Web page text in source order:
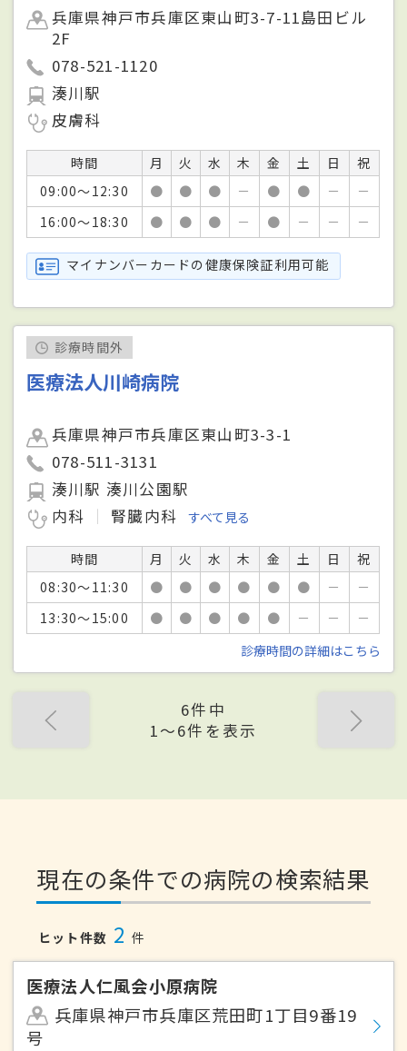
兵庫県神戸市兵庫区東山町3-7-11島田ビル
2F
078-521-1120
湊川駅
皮膚科
時間 月 火 水 木 金 土 日
祝
09:00～12:30
● ● ● － ● ● －
－
16:00～18:30
● ● ● － ● － － －
マイナンバーカードの健康保険証利用可能
診療時間外
医療法人川崎病院
兵庫県神戸市兵庫区東山町3-3-1
078-511-3131
湊川駅 湊川公園駅
内科
腎臓内科 すべて見る
時間 月 火 水 木 金 土 日
祝
08:30～11:30
● ● ● ● ● ● －
－
13:30～15:00
● ● ● ● ● － －
－
診療時間の詳細はこちら
6件中
1〜6件を表示
現在の条件での病院の検索結果
ヒット件数 2 件
医療法人仁風会小原病院
兵庫県神戸市兵庫区荒田町1丁目9番19
号